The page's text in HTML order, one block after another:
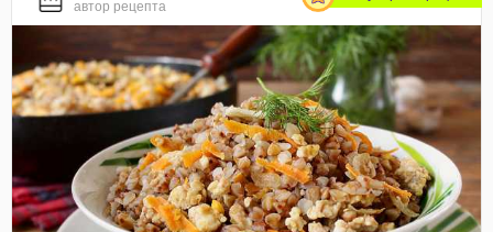
автор рецепта